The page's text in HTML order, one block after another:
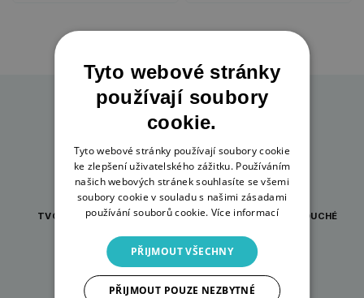
TVOŘENÍ PRO KAŽDOU
INSPIRACE A JEDNODUCHÉ
Tyto webové stránky
používají soubory
cookie.
Tyto webové stránky používají soubory cookie
ke zlepšení uživatelského zážitku. Používáním
našich webových stránek souhlasíte se všemi
soubory cookie v souladu s našimi zásadami
používání souborů cookie. Více informací
PŘIJMOUT VŠECHNY
PŘIJMOUT POUZE NEZBYTNÉ